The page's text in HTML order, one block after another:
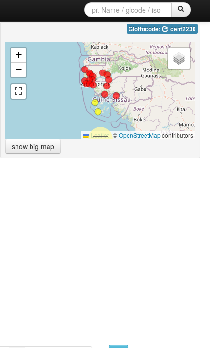
Glottocode: cent2230
+
−
Leaflet|©OpenStreetMapcontributors
show big map